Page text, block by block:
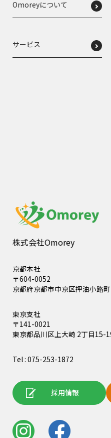
株式会社Omorey
京都本社
〒604-0052
京都府京都市中京区押油小路
東京支社
〒141-0021
東京都品川区上大崎 2丁目15-
Tel : 075-253-1872
採用情報
Omoreyについて
サービス